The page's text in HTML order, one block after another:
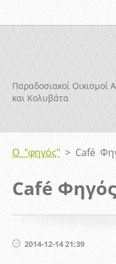
Παραδοσιακοί Οικισμοί
και Κολυβάτα
Ο "φηγός" > Café
Café
2014-12-14 21:39